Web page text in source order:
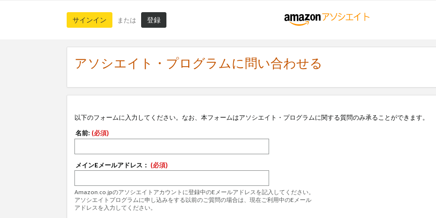
サインイン または 登録
アソシエイト・プログラムに問い合わせる
以下のフォームに入力してください。なお、本フォームはアソシエイト・プログラムに関する質問のみ承ることができます。
名前: (必須)
メインEメールアドレス： (必須)
Amazon.co.jpのアソシエイトアカウントに登録中のEメールアドレスを記入してください。
アソシエイトプログラムに申し込みをする以前のご質問の場合は、現在ご利用中のEメール
アドレスを入力してください。